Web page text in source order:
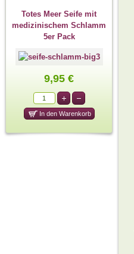
Totes Meer Seife mit
medizinischem Schlamm
5er Pack
9,95 €